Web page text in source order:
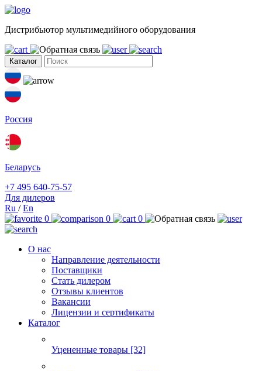
Дистрибьютор мультимедийного оборудования
Каталог
Россия
Беларусь
+7 495 640-75-57
Для дилеров
Ru /En
0
0 0
О нас
Направление деятельности
Поставщики
Стать дилером
Отзывы клиентов
Вакансии
Лицензии и сертификаты
Каталог
Уцененные товары [32]